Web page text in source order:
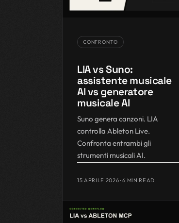
CONFRONTO
LIA vs Suno:
assistente musicale
AI vs generatore
musicale AI
Suno genera canzoni. LIA
controlla Ableton Live.
Confronta entrambi gli
strumenti musicali AI.
15 APRILE 2026 · 6 MIN READ